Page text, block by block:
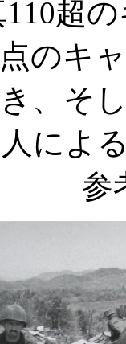
110超
のキ
、そ
によ
参